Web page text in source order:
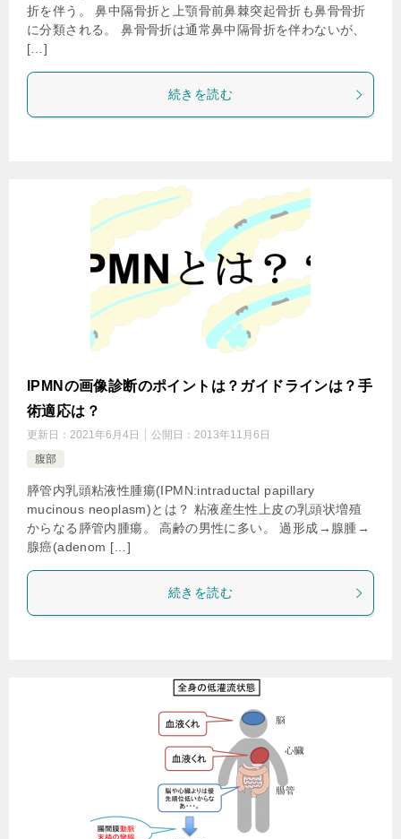
折を伴う。 鼻中隔骨折と上顎骨前鼻棘突起骨折も鼻骨骨折
に分類される。 鼻骨骨折は通常鼻中隔骨折を伴わないが、
[…]
続きを読む
IPMNの画像診断のポイントは？ガイドラインは？手
術適応は？
更新日： 2021年6月4日 公開日： 2013年11月6日
腹部
膵管内乳頭粘液性腫瘍(IPMN:intraductal papillary
mucinous neoplasm)とは？ 粘液産生性上皮の乳頭状増殖
からなる膵管内腫瘍。 高齢の男性に多い。 過形成→腺腫→
腺癌(adenom […]
続きを読む